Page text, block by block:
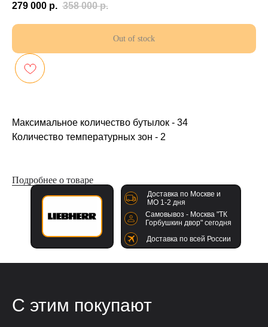
279 000 р. 358 000 р.
Out of stock
Максимальное количество бутылок - 34
Количество температурных зон - 2
Подробнее о товаре
Доставка по всей России
Самовывоз - Москва "ТК
Горбушкин двор" сегодня
Доставка по Москве и
МО 1-2 дня
С этим покупают